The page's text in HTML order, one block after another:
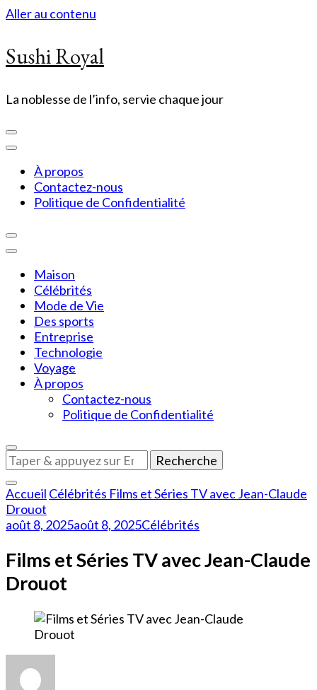
Aller au contenu
Sushi Royal
La noblesse de l’info, servie chaque jour
À propos
Contactez-nous
Politique de Confidentialité
Maison
Célébrités
Mode de Vie
Des sports
Entreprise
Technologie
Voyage
À propos
Contactez-nous
Politique de Confidentialité
Vous
recherchiez
quelque
chose
?
Accueil Célébrités Films et Séries TV avec Jean-Claude
Drouot
août 8, 2025août 8, 2025Célébrités
Films et Séries TV avec Jean-Claude
Drouot